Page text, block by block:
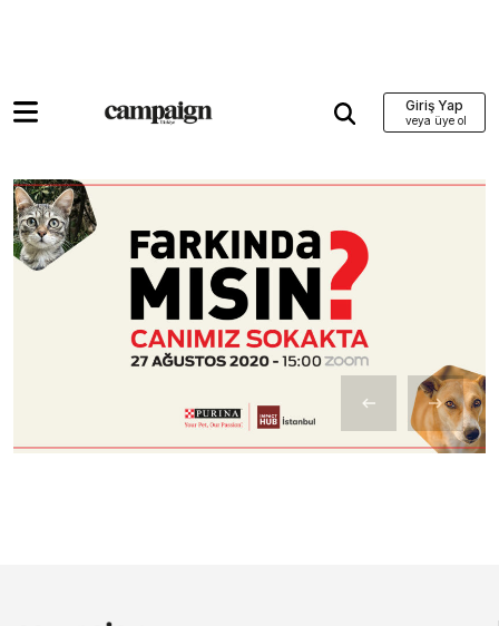
Giriş Yap